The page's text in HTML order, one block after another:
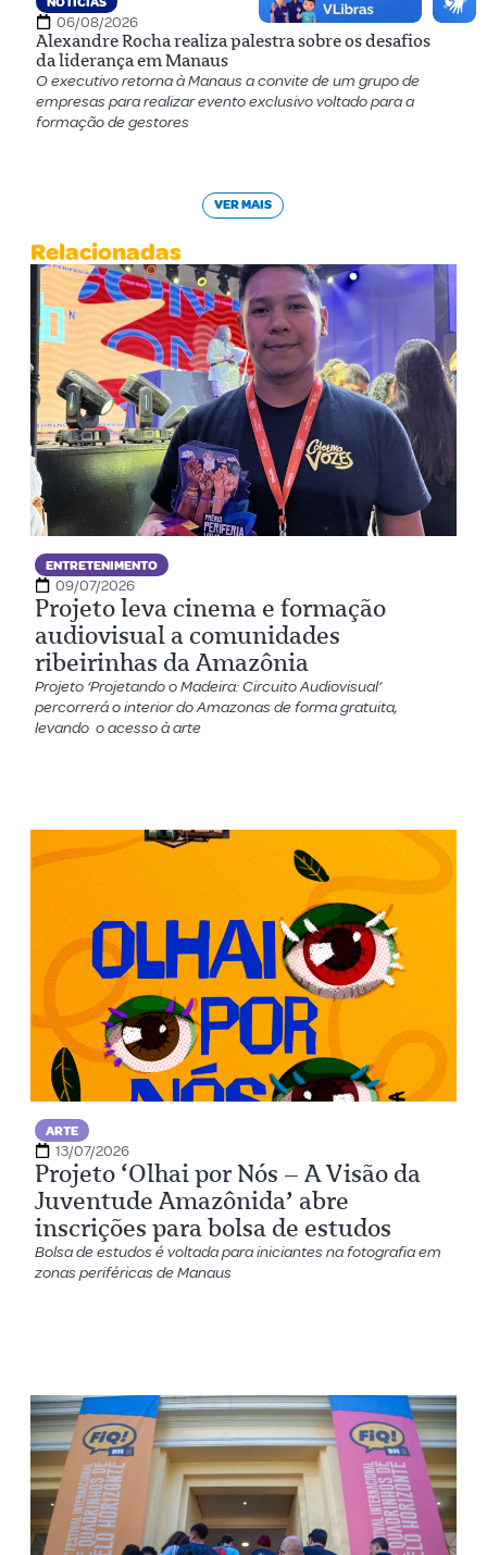
06/08/2026
Alexandre Rocha realiza palestra sobre os desafios
da liderança em Manaus
O executivo retorna à Manaus a convite de um grupo de
empresas para realizar evento exclusivo voltado para a
formação de gestores
VER MAIS
Relacionadas
ENTRETENIMENTO
09/07/2026
Projeto leva cinema e formação
audiovisual a comunidades
ribeirinhas da Amazônia
Projeto ‘Projetando o Madeira: Circuito Audiovisual’
percorrerá o interior do Amazonas de forma gratuita,
levando o acesso à arte
ARTE
13/07/2026
Projeto ‘Olhai por Nós – A Visão da
Juventude Amazônida’ abre
inscrições para bolsa de estudos
Bolsa de estudos é voltada para iniciantes na fotografia em
zonas periféricas de Manaus